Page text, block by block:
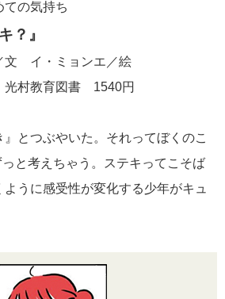
ての気持ち
？』
文 イ・ミョンエ／絵
村教育図書 1540円
』とつぶやいた。それってぼくのこ
と考えちゃう。ステキってこそば
うに感受性が変化する少年がキュ